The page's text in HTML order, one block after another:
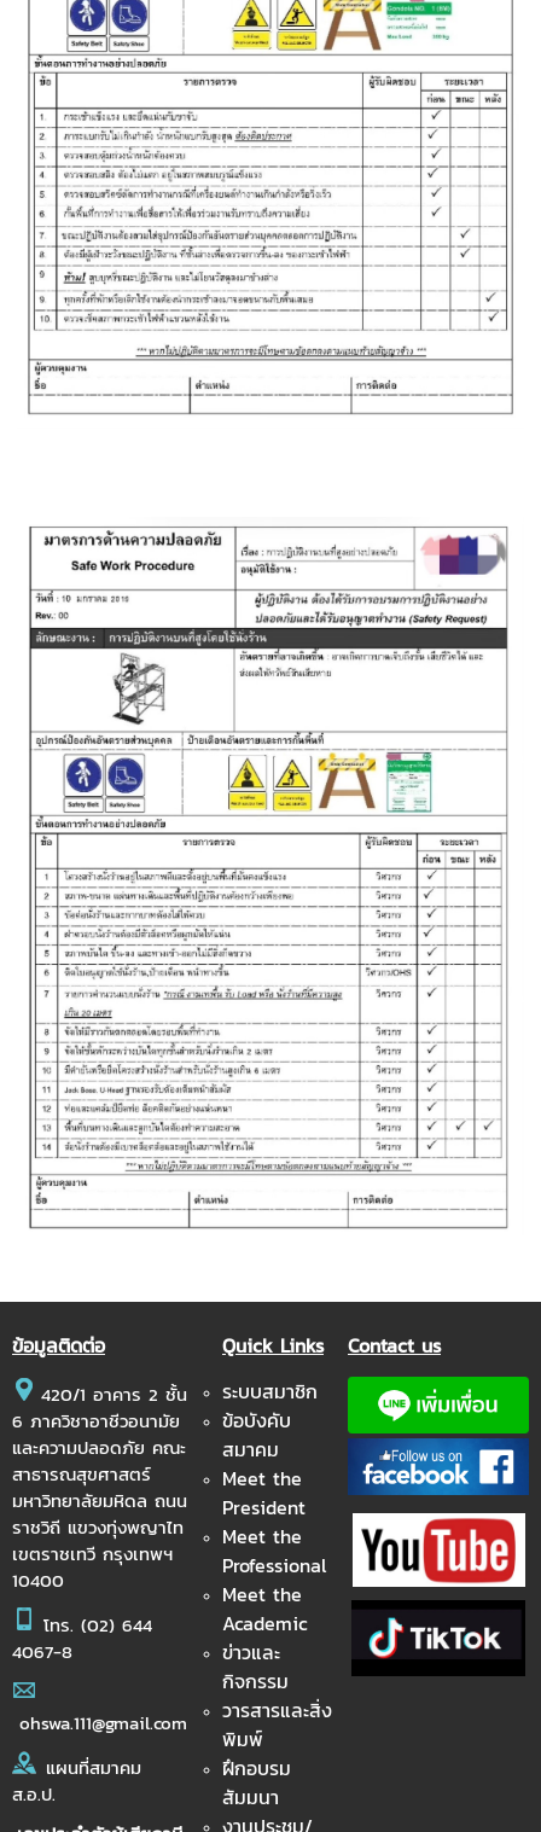
ข้อมูลติดต่อ
420/1 อาคาร 2 ชั้น
6 ภาควิชาอาชีวอนามัย
และความปลอดภัย คณะ
สาธารณสุขศาสตร์
มหาวิทยาลัยมหิดล ถนน
ราชวิถี แขวงทุ่งพญาไท
เขตราชเทวี กรุงเทพฯ
10400
โทร. (02) 644
4067-8
ohswa.111@gmail.com
แผนที่สมาคม
ส.อ.ป.
Quick Links
ระบบสมาชิก
ข้อบังคับ
สมาคม
Meet the
President
Meet the
Professional
Meet the
Academic
ข่าวและ
กิจกรรม
วารสารและสิ่ง
พิมพ์
ฝึกอบรม
สัมมนา
Contact us